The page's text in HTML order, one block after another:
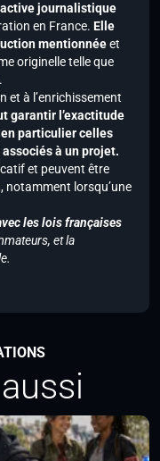
active journalistique
en France. Elle
mentionnéeet
originelle telle que
et à l’enrichissement
garantir l’exactitude
particulier celles
à un projet.
et peuvent être
notamment lorsqu’une
les lois françaises
et la